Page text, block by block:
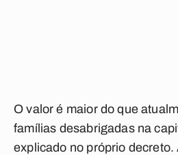
O valor é maior do que
famílias desabrigadas na
explicado no próprio decreto.